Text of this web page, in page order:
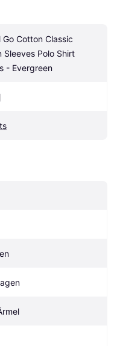
Go Cotton Classic
Sleeves Polo Shirt
- Evergreen